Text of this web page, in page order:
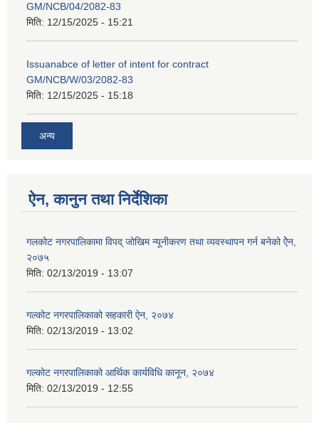
GM/NCB/04/2082-83
मिति: 12/15/2025 - 15:21
Issuanabce of letter of intent for contract
GM/NCB/W/03/2082-83
मिति: 12/15/2025 - 15:18
अन्य
ऐन, कानुन तथा निर्देशिका
गलकोट नगरपालिकामा विपद् जोखिम न्यूनीकरण तथा व्यवस्थापन गर्न बनेको ऐेन,
२०७५
मिति: 02/13/2019 - 13:07
गल्कोट नगरपालिकाको सहकारी ऐन, २०७४
मिति: 02/13/2019 - 13:02
गल्कोट नगरपालिकाको आर्थिक कार्यविधि कानून, २०७४
मिति: 02/13/2019 - 12:55